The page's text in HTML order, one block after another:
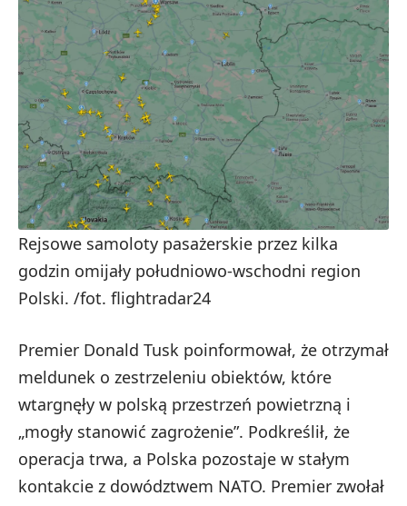
Rejsowe samoloty pasażerskie przez kilka
godzin omijały południowo-wschodni region
Polski. /fot. flightradar24
Premier Donald Tusk poinformował, że otrzymał
meldunek o zestrzeleniu obiektów, które
wtargnęły w polską przestrzeń powietrzną i
„mogły stanowić zagrożenie”. Podkreślił, że
operacja trwa, a Polska pozostaje w stałym
kontakcie z dowództwem NATO. Premier zwołał